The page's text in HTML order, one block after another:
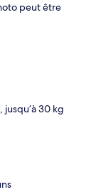
peut être
jusqu’à 30 kg